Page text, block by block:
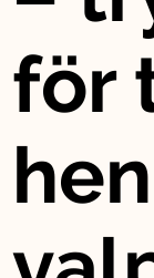
för